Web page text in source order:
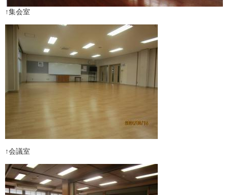
↑集会室
↑会議室